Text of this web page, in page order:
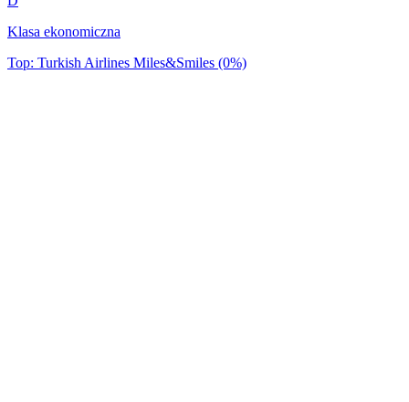
Klasa ekonomiczna
Top: Turkish Airlines Miles&Smiles (0%)